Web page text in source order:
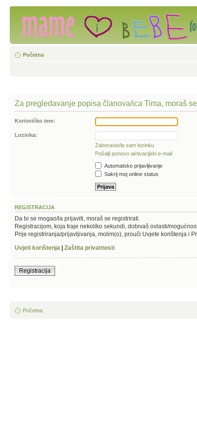
Početna
Za pregledavanje popisa članova/ica Tima, moraš
Korisničko ime:
Lozinka:
Zaboravio/la sam lozinku
Pošalji ponovo aktivacijski e-mail
Automatsko prijavljivanje
Sakrij moj online status
REGISTRACIJA
Da bi se mogao/la prijaviti, moraš se registrirati.
Registracijom, koja traje nekoliko sekundi, dobivaš ovlasti/
Prije registriranja/prijavljivanja, molim(o), prouči Uvjete korištenja i
Uvjeti korištenja
Zaštita privatnosti
Registracija
Početna